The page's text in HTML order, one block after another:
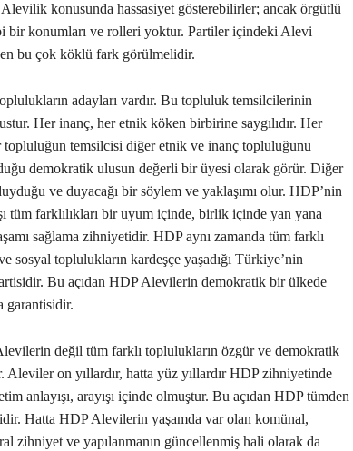
konusunda hassasiyet gösterebilirler; ancak örgütlü
bir konumları ve rolleri yoktur. Partiler içindeki Alevi
bu çok köklü fark görülmelidir.
adayları vardır. Bu topluluk temsilcilerinin
Her inanç, her etnik köken birbirine saygılıdır. Her
temsilcisi diğer etnik ve inanç topluluğunu
demokratik ulusun değerli bir üyesi olarak görür. Diğer
ve duyacağı bir söylem ve yaklaşımı olur. HDP’nin
tüm farklılıkları bir uyum içinde, birlik içinde yan yana
sağlama zihniyetidir. HDP aynı zamanda tüm farklı
sosyal toplulukların kardeşçe yaşadığı Türkiye’nin
Bu açıdan HDP Alevilerin demokratik bir ülkede
garantisidir.
değil tüm farklı toplulukların özgür ve demokratik
Aleviler on yıllardır, hatta yüz yıllardır HDP zihniyetinde
anlayışı, arayışı içinde olmuştur. Bu açıdan HDP tümden
Hatta HDP Alevilerin yaşamda var olan komünal,
zihniyet ve yapılanmanın güncellenmiş hali olarak da